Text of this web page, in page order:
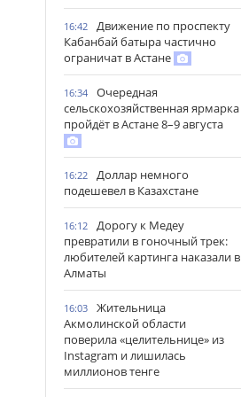
16:42
Движение по проспекту
Кабанбай батыра частично
ограничат в Астане
16:34
Очередная
сельскохозяйственная ярмарка
пройдёт в Астане 8–9 августа
16:22
Доллар немного
подешевел в Казахстане
16:12
Дорогу к Медеу
превратили в гоночный трек:
любителей картинга наказали в
Алматы
16:03
Жительница
Акмолинской области
поверила «целительнице» из
Instagram и лишилась
миллионов тенге